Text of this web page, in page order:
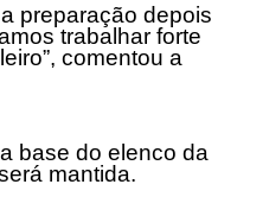
preparação depois
trabalhar forte
comentou a
base do elenco da
mantida.